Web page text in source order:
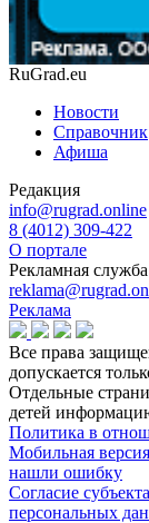
RuGrad.eu
Новости
Справочник
Афиша
Редакция
info@rugrad.online
8 (4012) 309-422
О портале
Рекламная служба
Реклама
Все права
допускается
Отдельные
детей
Политика в
Мобильная версия
нашли ошибку
Согласие
персональных